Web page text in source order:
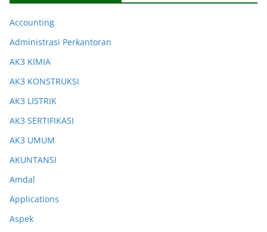
Accounting
Administrasi Perkantoran
AK3 KIMIA
AK3 KONSTRUKSI
AK3 LISTRIK
AK3 SERTIFIKASI
AK3 UMUM
AKUNTANSI
Amdal
Applications
Aspek